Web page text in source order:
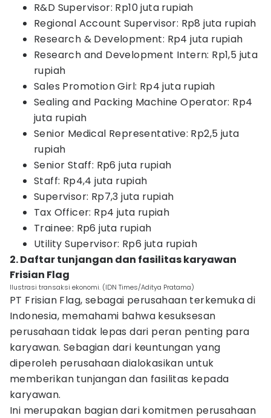
R&D Supervisor: Rp10 juta rupiah
Regional Account Supervisor: Rp8 juta rupiah
Research & Development: Rp4 juta rupiah
Research and Development Intern: Rp1,5 juta
rupiah
Sales Promotion Girl: Rp4 juta rupiah
Sealing and Packing Machine Operator: Rp4
juta rupiah
Senior Medical Representative: Rp2,5 juta
rupiah
Senior Staff: Rp6 juta rupiah
Staff: Rp4,4 juta rupiah
Supervisor: Rp7,3 juta rupiah
Tax Officer: Rp4 juta rupiah
Trainee: Rp6 juta rupiah
Utility Supervisor: Rp6 juta rupiah
2. Daftar tunjangan dan fasilitas karyawan
Frisian Flag
Ilustrasi transaksi ekonomi. (IDN Times/Aditya Pratama)
PT Frisian Flag, sebagai perusahaan terkemuka di
Indonesia, memahami bahwa kesuksesan
perusahaan tidak lepas dari peran penting para
karyawan. Sebagian dari keuntungan yang
diperoleh perusahaan dialokasikan untuk
memberikan tunjangan dan fasilitas kepada
karyawan.
Ini merupakan bagian dari komitmen perusahaan